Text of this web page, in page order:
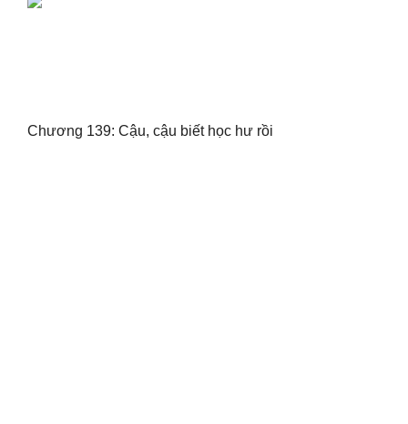
Chương 139: Cậu, cậu biết học hư rồi